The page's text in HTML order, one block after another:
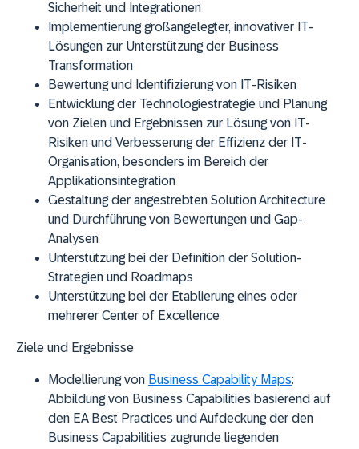
Sicherheit und Integrationen
Implementierung großangelegter, innovativer IT-
Lösungen zur Unterstützung der Business
Transformation
Bewertung und Identifizierung von IT-Risiken
Entwicklung der Technologiestrategie und Planung
von Zielen und Ergebnissen zur Lösung von IT-
Risiken und Verbesserung der Effizienz der IT-
Organisation, besonders im Bereich der
Applikationsintegration
Gestaltung der angestrebten Solution Architecture
und Durchführung von Bewertungen und Gap-
Analysen
Unterstützung bei der Definition der Solution-
Strategien und Roadmaps
Unterstützung bei der Etablierung eines oder
mehrerer Center of Excellence
Ziele und Ergebnisse
Modellierung von Business Capability Maps:
Abbildung von Business Capabilities basierend auf
den EA Best Practices und Aufdeckung der den
Business Capabilities zugrunde liegenden